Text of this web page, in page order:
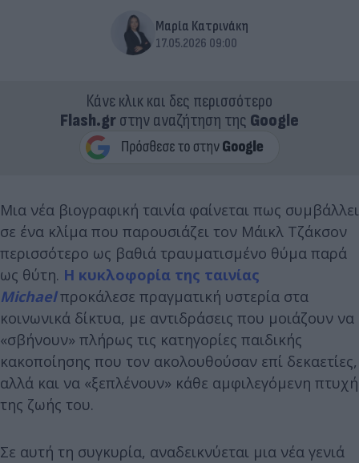
Μαρία Κατρινάκη
17.05.2026 09:00
Κάνε κλικ και δες περισσότερο
Flash.grστην αναζήτηση της Google
Μια νέα βιογραφική ταινία φαίνεται πως συμβάλλει
σε ένα κλίμα που παρουσιάζει τον Μάικλ Τζάκσον
περισσότερο ως βαθιά τραυματισμένο θύμα παρά
ως θύτη. Η κυκλοφορία της ταινίας
Michael προκάλεσε πραγματική υστερία στα
κοινωνικά δίκτυα, με αντιδράσεις που μοιάζουν να
«σβήνουν» πλήρως τις κατηγορίες παιδικής
κακοποίησης που τον ακολουθούσαν επί δεκαετίες,
αλλά και να «ξεπλένουν» κάθε αμφιλεγόμενη πτυχή
της ζωής του.
Σε αυτή τη συγκυρία, αναδεικνύεται μια νέα γενιά